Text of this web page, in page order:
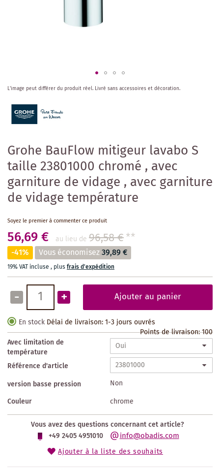
Grohe BauFlow mitigeur lavabo S
taille 23801000 chromé , avec
garniture de vidage , avec garniture
de vidage température
Soyez le premier à commenter ce produit
56,69 € au lieu de 96,58 €**
-41% Vous économisez39,89 €
19% VAT incluse , plusfrais d'expédition
- + Ajouter au panier
En stock Délai de livraison: 1-3 jours ouvrés
Points de livraison:100
Avec limitation de
température
Référence d'article
version basse pression
Non
Couleur
chrome
Vous avez des questions concernant cet article?
+49 2405 4951010
info@obadis.com
Ajouter à la liste des souhaits
Skip
the
beginning
of
images
gallery
L'image peut différer du produit réel. Livré sans accessoires et décoration.